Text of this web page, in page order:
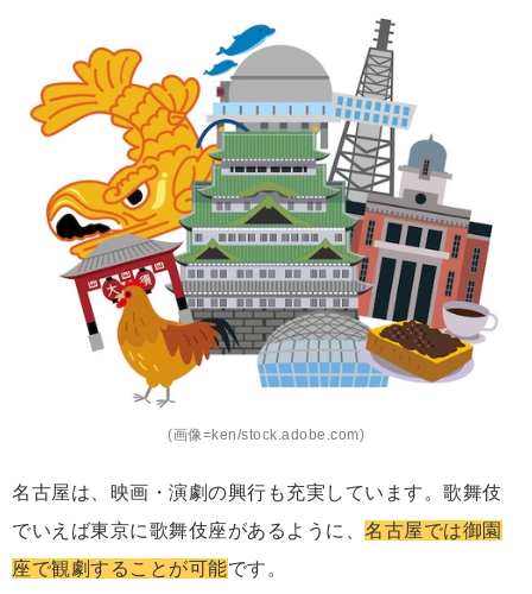
(画像=ken/stock.adobe.com)
名古屋は、映画・演劇の興行も充実しています。歌舞伎
でいえば東京に歌舞伎座があるように、 名古屋では御園
座で観劇することが可能です。